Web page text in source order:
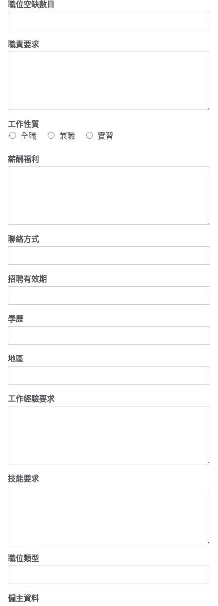
職位空缺數目
職責要求
工作性質
全職
兼職 實習
薪酬福利
聯絡方式
招聘有效期
學歷
地區
工作經驗要求
技能要求
職位類型
僱主資料